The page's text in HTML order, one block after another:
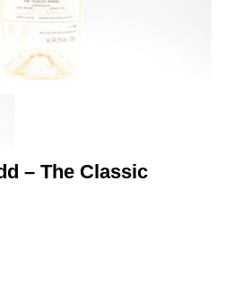
– The Classic